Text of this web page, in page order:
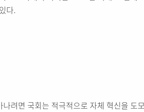
다.
려면 국회는 적극적으로 자체 혁신을 도